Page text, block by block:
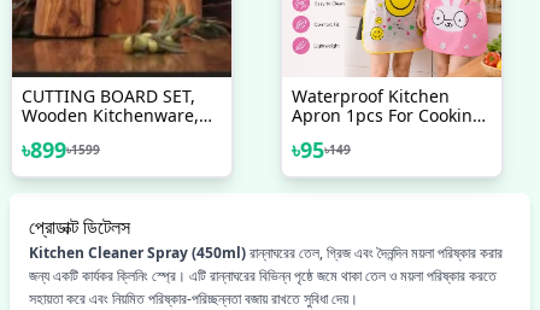
CUTTING BOARD SET,
Wooden Kitchenware,
Recipe Cutting Board,
Set Of 3 Olive Wood
Cheese Chopping
৳899৳1599
Waterproof Kitchen
Apron 1pcs For Cooking
৳95৳149
প্রোডাক্ট ডিটেলস
Kitchen Cleaner Spray (450ml)রান্নাঘরের তেল, গ্রিজ এবং দৈনন্দিন ময়লা পরিষ্কার করার
জন্য একটি কার্যকর ক্লিনিং স্প্রে। এটি রান্নাঘরের বিভিন্ন পৃষ্ঠে জমে থাকা তেল ও ময়লা পরিষ্কার করতে
সহায়তা করে এবং নিয়মিত পরিষ্কার-পরিচ্ছন্নতা বজায় রাখতে সুবিধা দেয়।